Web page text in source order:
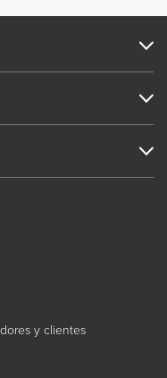
y clientes